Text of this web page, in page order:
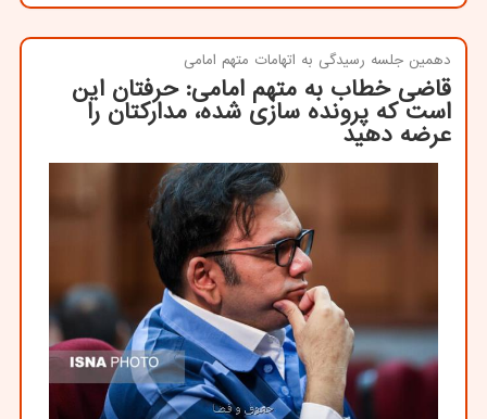
دهمین جلسه رسیدگی به اتهامات متهم امامی
قاضی خطاب به متهم امامی: حرفتان این
است كه پرونده سازی شده، مداركتان را
عرضه دهید